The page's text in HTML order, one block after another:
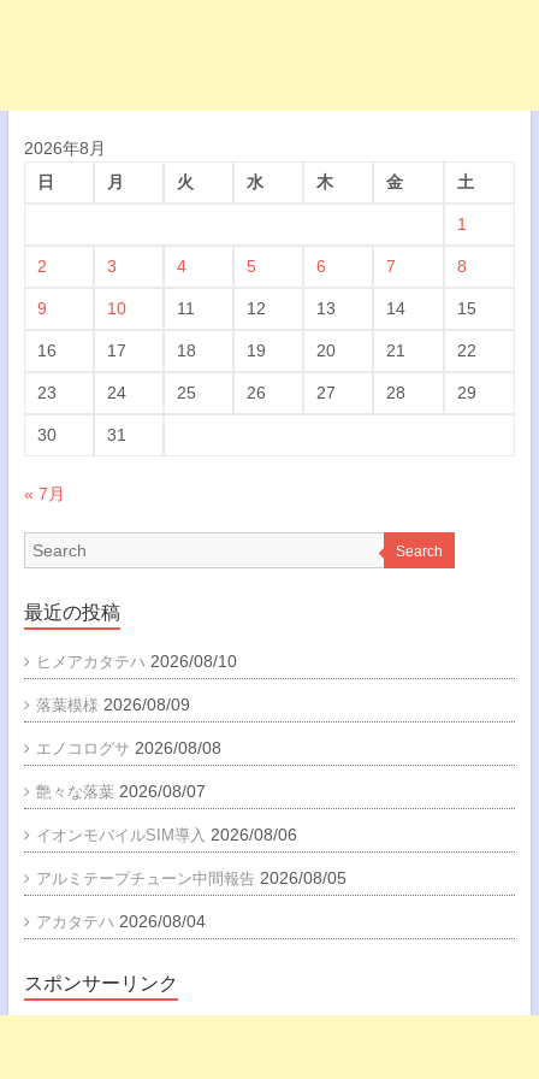
2026年8月
日
月 火 水 木 金 土
1
2 3 4 5 6 7 8
9 10 11 12 13 14 15
16 17 18 19 20 21 22
23 24 25 26 27 28 29
30 31
« 7月
Search
最近の投稿
ヒメアカタテハ 2026/08/10
落葉模様 2026/08/09
エノコログサ 2026/08/08
艶々な落葉 2026/08/07
イオンモバイルSIM導入 2026/08/06
アルミテープチューン中間報告 2026/08/05
アカタテハ 2026/08/04
スポンサーリンク